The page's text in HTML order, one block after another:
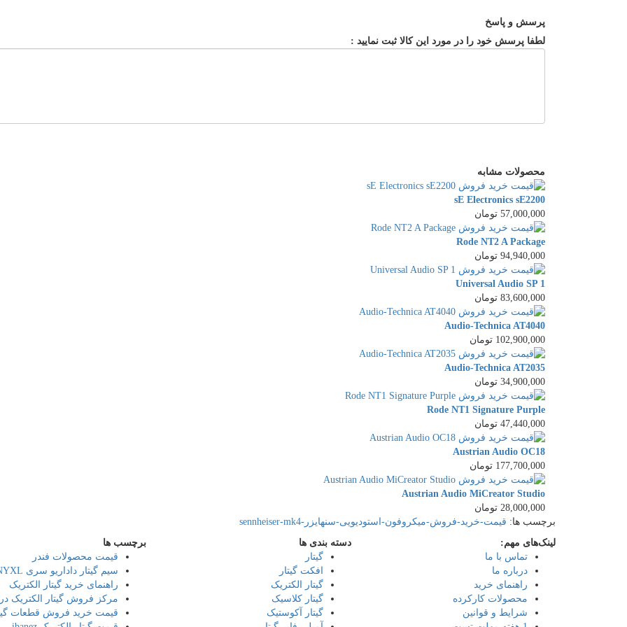
پرسش و پاسخ
لطفا پرسش خود را در مورد این کالا ثبت نمایید :
محصولات مشابه
sE Electronics sE2200
57,000,000 تومان
Rode NT2 A Package
94,940,000 تومان
Universal Audio SP 1
83,600,000 تومان
Audio-Technica AT4040
102,900,000 تومان
Audio-Technica AT2035
34,900,000 تومان
Rode NT1 Signature Purple
47,440,000 تومان
Austrian Audio OC18
177,700,000 تومان
Austrian Audio MiCreator Studio
28,000,000 تومان
برچسب ها: قیمت-خرید-فروش-میکروفون-استودیویی-سنهایزر-sennheiser-mk4
لینک‌های مهم:
تماس با ما
درباره ما
راهنمای خرید
محصولات کارکرده
شرایط و قوانین
دسته بندی ها
گیتار
افکت گیتار
گیتار الکتریک
گیتار کلاسیک
گیتار آکوستیک
برچسب ها
قیمت محصولات فندر
سیم گیتار داداریو سری Daddario NYXL
راهنمای خرید گیتار الکتریک
مرکز فروش گیتار الکتریک
قیمت خرید فروش قطعات